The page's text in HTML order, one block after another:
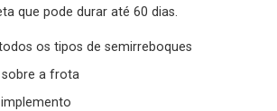
que pode durar até 60 dias.
os tipos de semirreboques
a frota